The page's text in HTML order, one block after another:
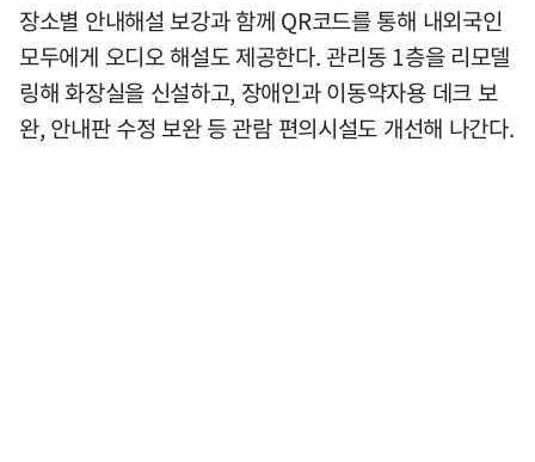
장소별 안내해설 보강과 함께 QR코드를 통해 내외국인
모두에게 오디오 해설도 제공한다. 관리동 1층을 리모델
링해 화장실을 신설하고, 장애인과 이동약자용 데크 보
완, 안내판 수정 보완 등 관람 편의시설도 개선해 나간다.